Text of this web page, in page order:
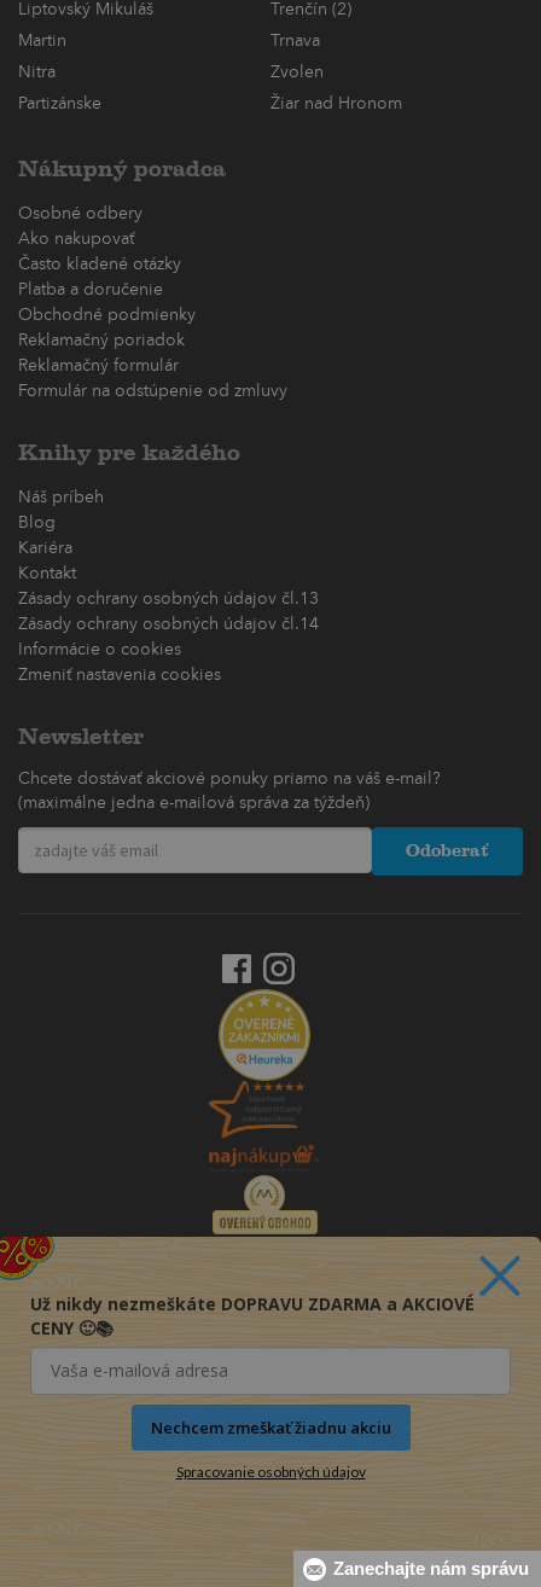
Liptovský Mikuláš
Trenčín (2)
Martin
Trnava
Nitra
Zvolen
Partizánske
Žiar nad Hronom
Nákupný poradca
Osobné odbery
Ako nakupovať
Často kladené otázky
Platba a doručenie
Obchodné podmienky
Reklamačný poriadok
Reklamačný formulár
Formulár na odstúpenie od zmluvy
Knihy pre každého
Náš príbeh
Blog
Kariéra
Kontakt
Zásady ochrany osobných údajov čl.13
Zásady ochrany osobných údajov čl.14
Informácie o cookies
Zmeniť nastavenia cookies
Newsletter
Chcete dostávať akciové ponuky priamo na váš e-mail?
(maximálne jedna e-mailová správa za týždeň)
Odoberať
Zanechajte nám správu
Už nikdy nezmeškáte DOPRAVU ZDARMA a AKCIOVÉ
CENY 🙂📚
Nechcem zmeškať žiadnu akciu
Spracovanie osobných údajov